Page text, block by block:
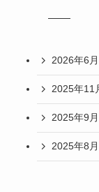
2026年6月
2025年11
2025年9月
2025年8月